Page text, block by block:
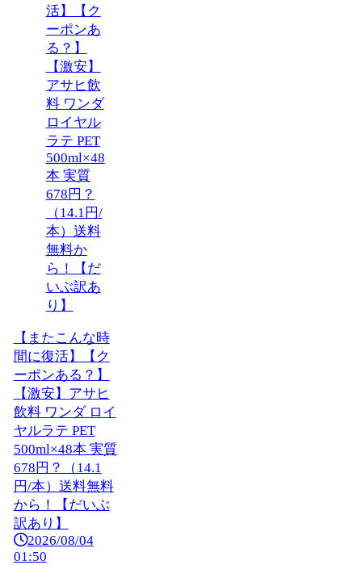
【またこんな時
間に復活】【ク
ーポンある？】
【激安】アサヒ
飲料 ワンダ ロイ
ヤルラテ PET
500ml×48本 実質
678円？（14.1
円/本）送料無料
から！【だいぶ
訳あり】
2026/08/04
01:50